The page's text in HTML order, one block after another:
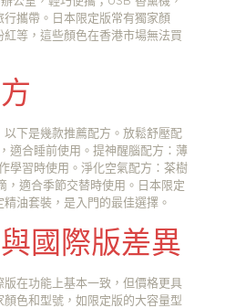
攜帶。日本限定版常有獨家顏
等，這些顏色在香港市場無法買
下是幾款推薦配方。放鬆舒壓配
適合睡前使用。提神醒腦配方：薄
學習時使用。淨化空氣配方：茶樹
，適合季節交替時使用。日本限定
油套裝，是入門的最佳選擇。
國際版差異
在功能上基本一致，但價格更具
色和型號，如限定版的大容量型